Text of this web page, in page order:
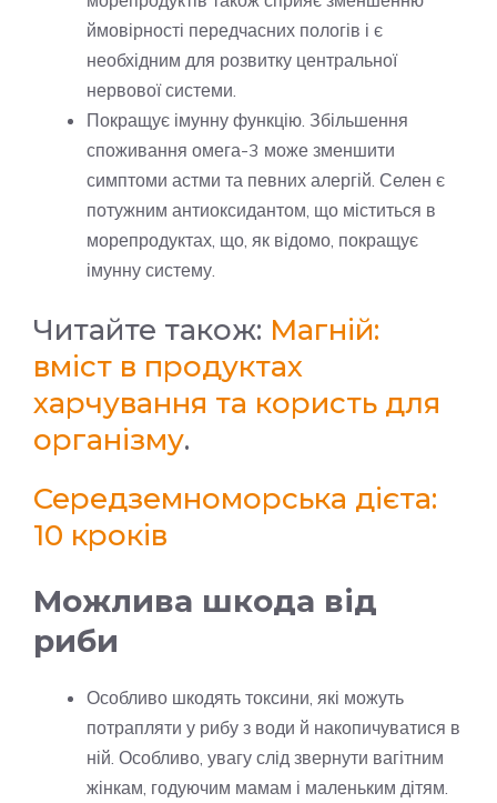
ймовірності передчасних пологів і є
необхідним для розвитку центральної
нервової системи.
Покращує імунну функцію. Збільшення
споживання омега-3 може зменшити
симптоми астми та певних алергій. Селен є
потужним антиоксидантом, що міститься в
морепродуктах, що, як відомо, покращує
імунну систему.
Читайте також: Магній:
вміст в продуктах
харчування та користь для
організму.
Середземноморська дієта:
10 кроків
Можлива шкода від
риби
Особливо шкодять токсини, які можуть
потрапляти у рибу з води й накопичуватися в
ній. Особливо, увагу слід звернути вагітним
жінкам, годуючим мамам і маленьким дітям.